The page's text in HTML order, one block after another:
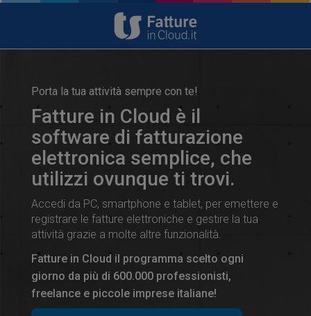
Porta la tua attività sempre con te!
Fatture in Cloud è il
software di fatturazione
elettronica semplice, che
utilizzi ovunque ti trovi.
Accedi da PC, smartphone e tablet, per emettere e
registrare le fatture elettroniche e gestire la tua
attività grazie a molte altre funzionalità.
Fatture in Cloud il programma scelto ogni
giorno da più di 600.000 professionisti,
freelance e piccole imprese italiane!